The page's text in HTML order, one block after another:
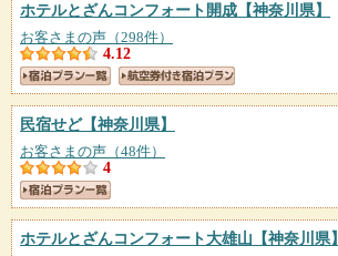
ホテルとざんコンフォート開成 【神奈川県】
お客さまの声（298件）
4.12
民宿せど【神奈川県】
お客さまの声（48件）
4
ホテルとざんコンフォート大雄山 【神奈川県】